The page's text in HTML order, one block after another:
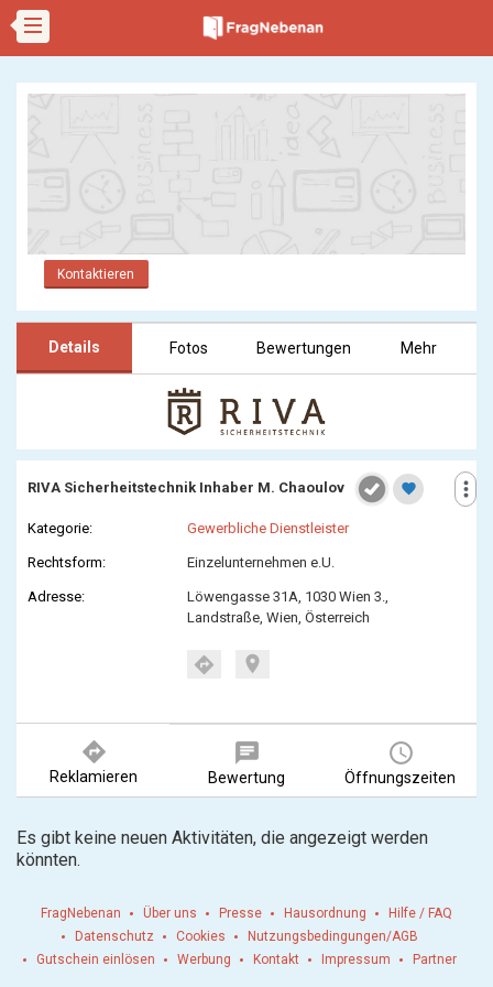
Kontaktieren
Details Fotos Bewertungen Mehr
more_vert
RIVA Sicherheitstechnik Inhaber M. Chaoulov favorite
Kategorie: Gewerbliche Dienstleister
Rechtsform: Einzelunternehmen e.U.
Adresse:
Löwengasse 31A, 1030 Wien 3.,
Landstraße, Wien, Österreich
directions location_on
directions
Reklamieren
chat
Bewertung
query_builder
Öffnungszeiten
Es gibt keine neuen Aktivitäten, die angezeigt werden
könnten.
FragNebenan Über uns Presse Hausordnung
Hilfe / FAQ
Datenschutz
Cookies
Nutzungsbedingungen/AGB
Gutschein einlösen
Werbung Kontakt Impressum Partner